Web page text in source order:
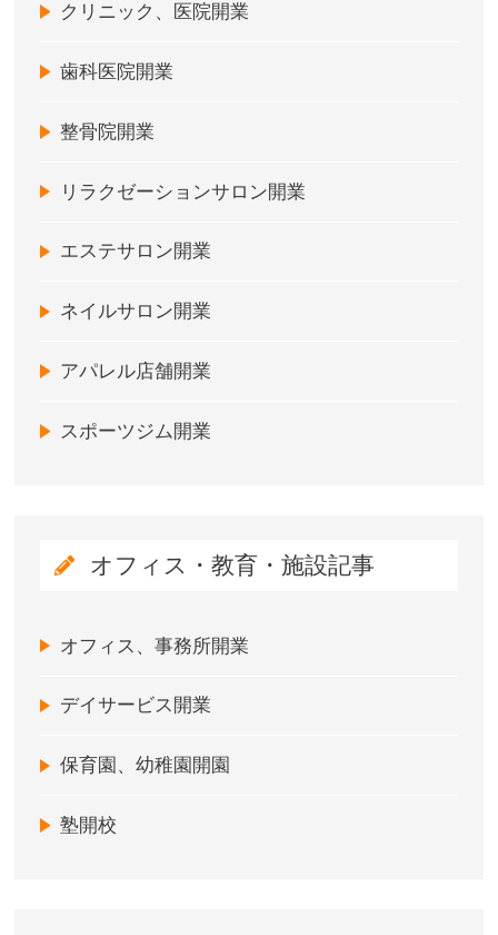
クリニック、医院開業
歯科医院開業
整骨院開業
リラクゼーションサロン開業
エステサロン開業
ネイルサロン開業
アパレル店舗開業
スポーツジム開業
オフィス・教育・施設記事
オフィス、事務所開業
デイサービス開業
保育園、幼稚園開園
塾開校